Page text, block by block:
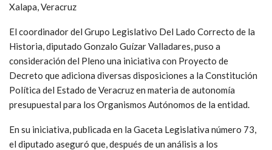
Xalapa, Veracruz
El coordinador del Grupo Legislativo Del Lado Correcto de la
Historia, diputado Gonzalo Guízar Valladares, puso a
consideración del Pleno una iniciativa con Proyecto de
Decreto que adiciona diversas disposiciones a la Constitución
Política del Estado de Veracruz en materia de autonomía
presupuestal para los Organismos Autónomos de la entidad.
En su iniciativa, publicada en la Gaceta Legislativa número 73,
el diputado aseguró que, después de un análisis a los